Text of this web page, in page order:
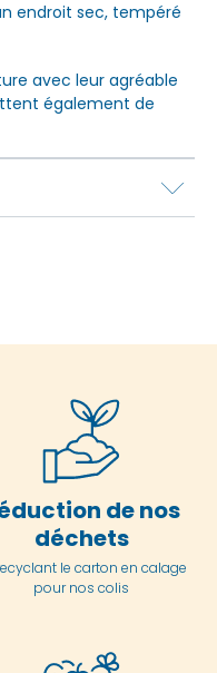
endroit sec, tempéré
avec leur agréable
également de
de nos
déchets
le carton en calage
pour nos colis